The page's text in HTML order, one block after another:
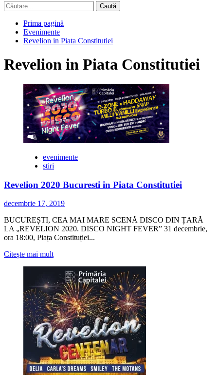
Caută
după:
Prima pagină
Evenimente
Revelion in Piata Constitutiei
Revelion in Piata Constitutiei
evenimente
stiri
Revelion 2020 Bucuresti in Piata Constitutiei
decembrie 17, 2019
BUCUREȘTI, CEA MAI MARE SCENĂ DISCO DIN ȚARĂ
LA „REVELION 2020. DISCO NIGHT FEVER” 31 decembrie,
ora 18:00, Piața Constituției...
Citește mai multCitește
multe
despre
Revelion
2020
Bucuresti
in
Piata
Constitutiei